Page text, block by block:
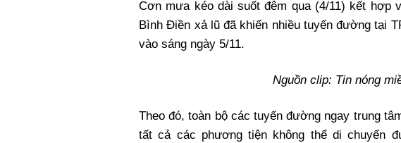
Cơn mưa kéo dài suốt đêm qua (4/11) kết hợp
Bình Điền xả lũ đã khiến nhiều tuyến đường tại
vào sáng ngày 5/11.
Nguồn clip: Tin nóng
Theo đó, toàn bộ các tuyến đường ngay trung
tất cả các phương tiện không thể di chuyển